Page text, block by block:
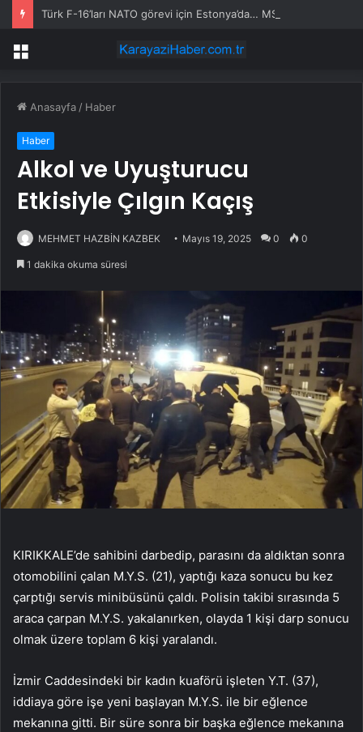
Menü
Anasayfa / Haber
Haber
Alkol ve Uyuşturucu
Etkisiyle Çılgın Kaçış
MEHMET HAZBİN KAZBEK Mayıs 19, 2025 0 0
1 dakika okuma süresi
KIRIKKALE’de sahibini darbedip, parasını da aldıktan sonra
otomobilini çalan M.Y.S. (21), yaptığı kaza sonucu bu kez
çarptığı servis minibüsünü çaldı. Polisin takibi sırasında 5
araca çarpan M.Y.S. yakalanırken, olayda 1 kişi darp sonucu
olmak üzere toplam 6 kişi yaralandı.
İzmir Caddesindeki bir kadın kuaförü işleten Y.T. (37),
iddiaya göre işe yeni başlayan M.Y.S. ile bir eğlence
mekanına gitti. Bir süre sonra bir başka eğlence mekanına